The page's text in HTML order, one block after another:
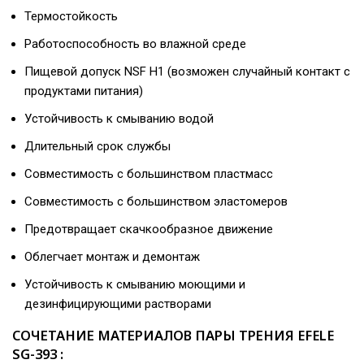
Термостойкость
Работоспособность во влажной среде
Пищевой допуск NSF H1 (возможен случайный контакт с
продуктами питания)
Устойчивость к смыванию водой
Длительный срок службы
Совместимость с большинством пластмасс
Совместимость с большинством эластомеров
Предотвращает скачкообразное движение
Облегчает монтаж и демонтаж
Устойчивость к смыванию моющими и
дезинфицирующими растворами
СОЧЕТАНИЕ МАТЕРИАЛОВ ПАРЫ ТРЕНИЯ EFELE
SG-393 :